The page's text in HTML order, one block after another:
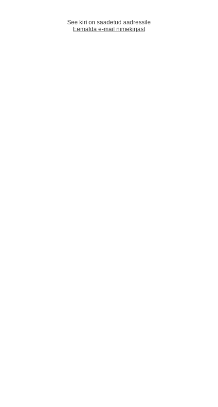
See kiri on saadetud aadressile
Eemalda e-mail nimekirjast